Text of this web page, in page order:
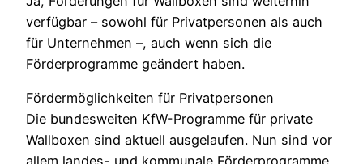
verfügbar – sowohl für Privatpersonen als auch
für Unternehmen –, auch wenn sich die
Förderprogramme geändert haben.
Fördermöglichkeiten für Privatpersonen
Die bundesweiten KfW-Programme für private
Wallboxen sind aktuell ausgelaufen. Nun sind vor
allem landes- und kommunale Förderprogramme